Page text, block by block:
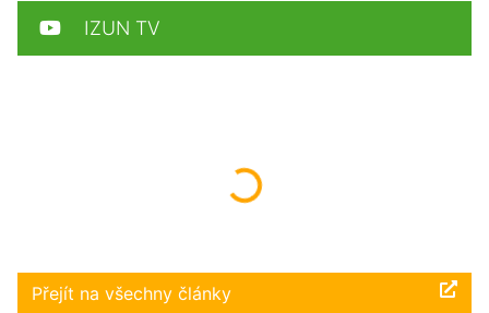
Načítám...
Přejít na všechny články
IZUN TV